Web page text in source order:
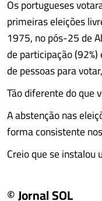
Os portugueses
primeiras eleições
1975, no pós-25 de
de participação
de pessoas para
Tão diferente do que
A abstenção nas
forma consistente
Creio que se instalou
© Jornal SOL